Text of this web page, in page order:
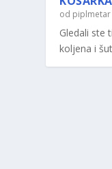
od piplmetar
Gledali ste
koljena i